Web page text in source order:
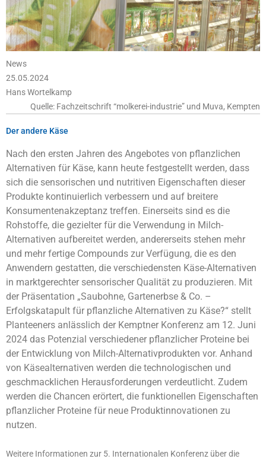
News
25.05.2024
Hans Wortelkamp
Quelle: Fachzeitschrift “molkerei-industrie” und Muva, Kempten
Der andere Käse
Nach den ersten Jahren des Angebotes von pflanzlichen
Alternativen für Käse, kann heute festgestellt werden, dass
sich die sensorischen und nutritiven Eigenschaften dieser
Produkte kontinuierlich verbessern und auf breitere
Konsumentenakzeptanz treffen. Einerseits sind es die
Rohstoffe, die gezielter für die Verwendung in Milch-
Alternativen aufbereitet werden, andererseits stehen mehr
und mehr fertige Compounds zur Verfügung, die es den
Anwendern gestatten, die verschiedensten Käse-Alternativen
in marktgerechter sensorischer Qualität zu produzieren. Mit
der Präsentation „Saubohne, Gartenerbse & Co. –
Erfolgskatapult für pflanzliche Alternativen zu Käse?“ stellt
Planteeners anlässlich der Kemptner Konferenz am 12. Juni
2024 das Potenzial verschiedener pflanzlicher Proteine bei
der Entwicklung von Milch-Alternativprodukten vor. Anhand
von Käsealternativen werden die technologischen und
geschmacklichen Herausforderungen verdeutlicht. Zudem
werden die Chancen erörtert, die funktionellen Eigenschaften
pflanzlicher Proteine für neue Produktinnovationen zu
nutzen.
Weitere Informationen zur 5. Internationalen Konferenz über die